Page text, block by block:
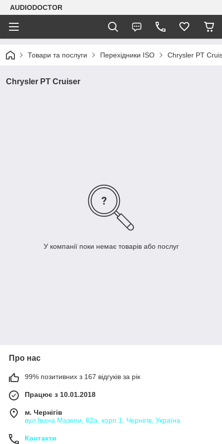
AUDIODOCTOR
Товари та послуги Перехідники ISO Chrysler PT
Chrysler PT Cruiser
У компанії поки немає товарів або послуг
Про нас
99% позитивних з 167 відгуків за рік
Працює з 10.01.2018
м. Чернігів
вул.Івана Мазепи, 62а, корп.1, Чернігів, Україна
Контакти